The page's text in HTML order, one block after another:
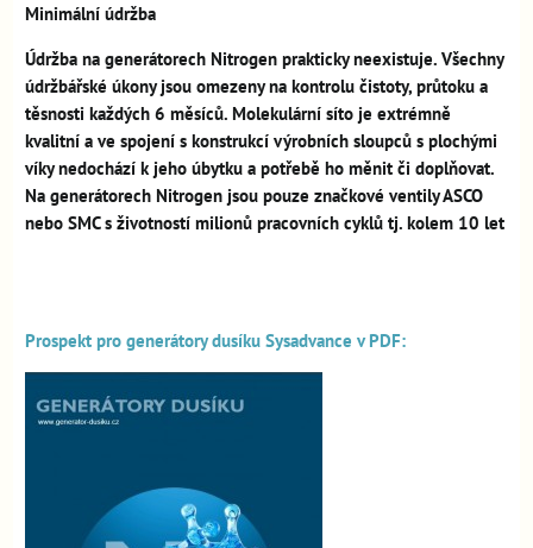
Minimální údržba
Údržba na generátorech Nitrogen prakticky neexistuje. Všechny
údržbářské úkony jsou omezeny na kontrolu čistoty, průtoku a
těsnosti každých 6 měsíců. Molekulární síto je extrémně
kvalitní a ve spojení s konstrukcí výrobních sloupců s plochými
víky nedochází k jeho úbytku a potřebě ho měnit či doplňovat.
Na generátorech Nitrogen jsou pouze značkové ventily ASCO
nebo SMC s životností milionů pracovních cyklů tj. kolem 10 let
Prospekt pro generátory dusíku Sysadvance v PDF: